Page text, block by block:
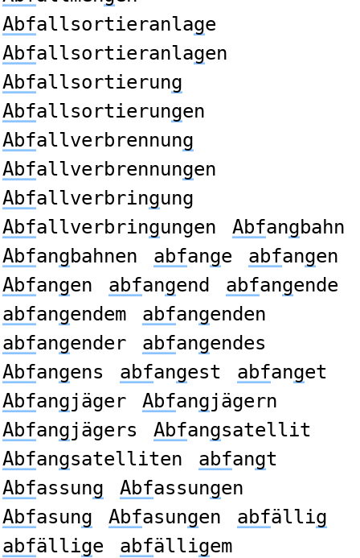
Abfallsortieranlage
Abfallsortieranlagen
Abfallsortierung
Abfallsortierungen
Abfallverbrennung
Abfallverbrennungen
Abfallverbringung
Abfallverbringungen Abfangbahn
Abfangbahnen abfange abfangen
Abfangen abfangend abfangende
abfangendem abfangenden
abfangender abfangendes
Abfangens abfangest abfanget
Abfangjäger Abfangjägern
Abfangjägers Abfangsatellit
Abfangsatelliten abfangt
Abfassung Abfassungen
Abfasung Abfasungen abfällig
abfällige abfälligem